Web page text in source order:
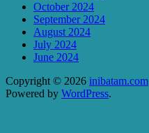
October 2024
September 2024
August 2024
July 2024
June 2024
Copyright © 2026 inibatam.com
Powered by WordPress.